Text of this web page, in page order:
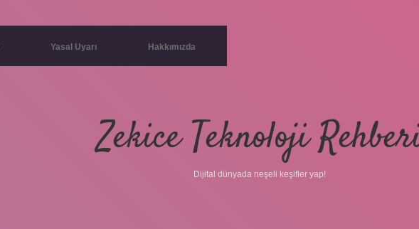
Yasal Uyarı Hakkımızda
Zekice Teknoloji
Dijital dünyada neşeli keşifler yap!